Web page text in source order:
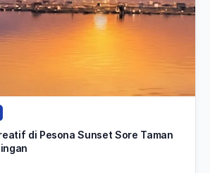
di Pesona Sunset Sore Taman